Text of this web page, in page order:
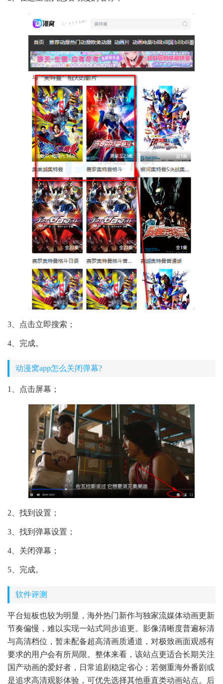
3、点击立即搜索；
4、完成。
动漫窝app怎么关闭弹幕?
1、点击屏幕；
2、找到设置；
3、找到弹幕设置；
4、关闭弹幕；
5、完成。
软件评测
平台短板也较为明显，海外热门新作与独家流媒体动画更新
节奏偏慢，难以实现一站式同步追更。影像清晰度普遍标清
与高清档位，暂未配备超高清画质通道，对极致画面观感有
要求的用户会有所局限。整体来看，该站点更适合长期关注
国产动画的爱好者，日常追剧稳定省心；若侧重海外番剧或
是追求高清观影体验，可优先选择其他垂直类动画站点。后